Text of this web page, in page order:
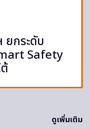
กระดับ
Safety
ดูเพิ่มเติม